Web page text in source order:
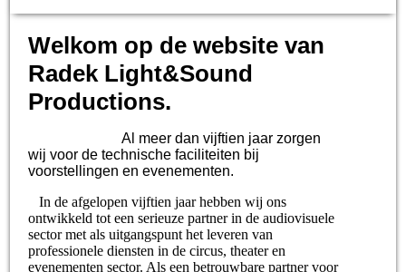
Welkom op de website van
Radek Light&Sound
Productions.
Al meer dan vijftien jaar zorgen
wij voor de technische faciliteiten bij
voorstellingen en evenementen.
In de afgelopen vijftien jaar hebben wij ons
ontwikkeld tot een serieuze partner in de audiovisuele
sector met als uitgangspunt het leveren van
professionele diensten in de circus, theater en
evenementen sector. Als een betrouwbare partner voor